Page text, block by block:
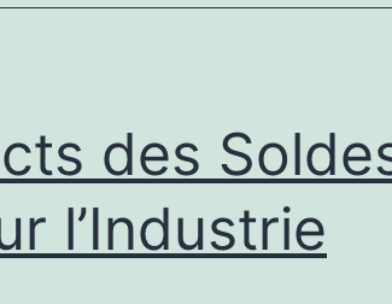
des
l’Industrie